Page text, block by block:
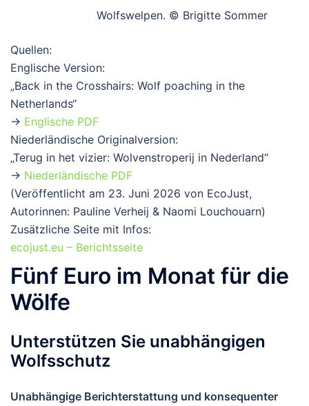
Wolfswelpen. © Brigitte Sommer
Quellen:
Englische Version:
„Back in the Crosshairs: Wolf poaching in the
Netherlands“
→ Englische PDF
Niederländische Originalversion:
„Terug in het vizier: Wolvenstroperij in Nederland“
→ Niederländische PDF
(Veröffentlicht am 23. Juni 2026 von EcoJust,
Autorinnen: Pauline Verheij & Naomi Louchouarn)
Zusätzliche Seite mit Infos:
ecojust.eu – Berichtsseite
Fünf Euro im Monat für die
Wölfe
Unterstützen Sie unabhängigen
Wolfsschutz
Unabhängige Berichterstattung und konsequenter